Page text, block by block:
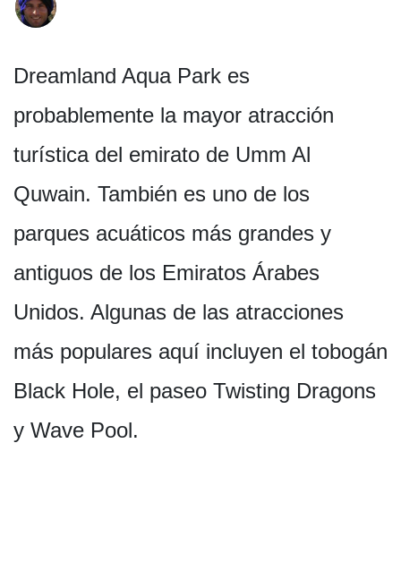
Dreamland Aqua Park es
probablemente la mayor atracción
turística del emirato de Umm Al
Quwain. También es uno de los
parques acuáticos más grandes y
antiguos de los Emiratos Árabes
Unidos. Algunas de las atracciones
más populares aquí incluyen el tobogán
Black Hole, el paseo Twisting Dragons
y Wave Pool.